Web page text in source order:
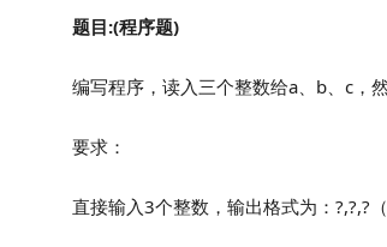
题目:(程序题)
编写程序，读入三个整数给a、b、c，
要求：
直接输入3个整数，输出格式为：?,?,?